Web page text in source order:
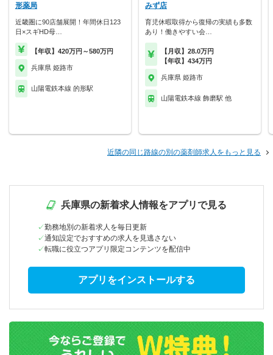
形薬局
近畿圏に90店舗展開！年間休日123
日×スギHD母…
【年収】420万円～580万円
兵庫県 姫路市
山陽電鉄本線 的形駅
みず店
育児休暇取得から復帰の実績も多数
あり！働きやすい会…
【月収】28.0万円
【年収】434万円
兵庫県 姫路市
山陽電鉄本線 飾磨駅 他
近隣の同じ路線の別の薬剤師求人をもっと見る
兵庫県の新着求人情報をアプリで見る
勤務地別の新着求人を毎日更新
通知設定でおすすめの求人を見逃さない
転職に役立つアプリ限定コンテンツを配信中
アプリをインストールする